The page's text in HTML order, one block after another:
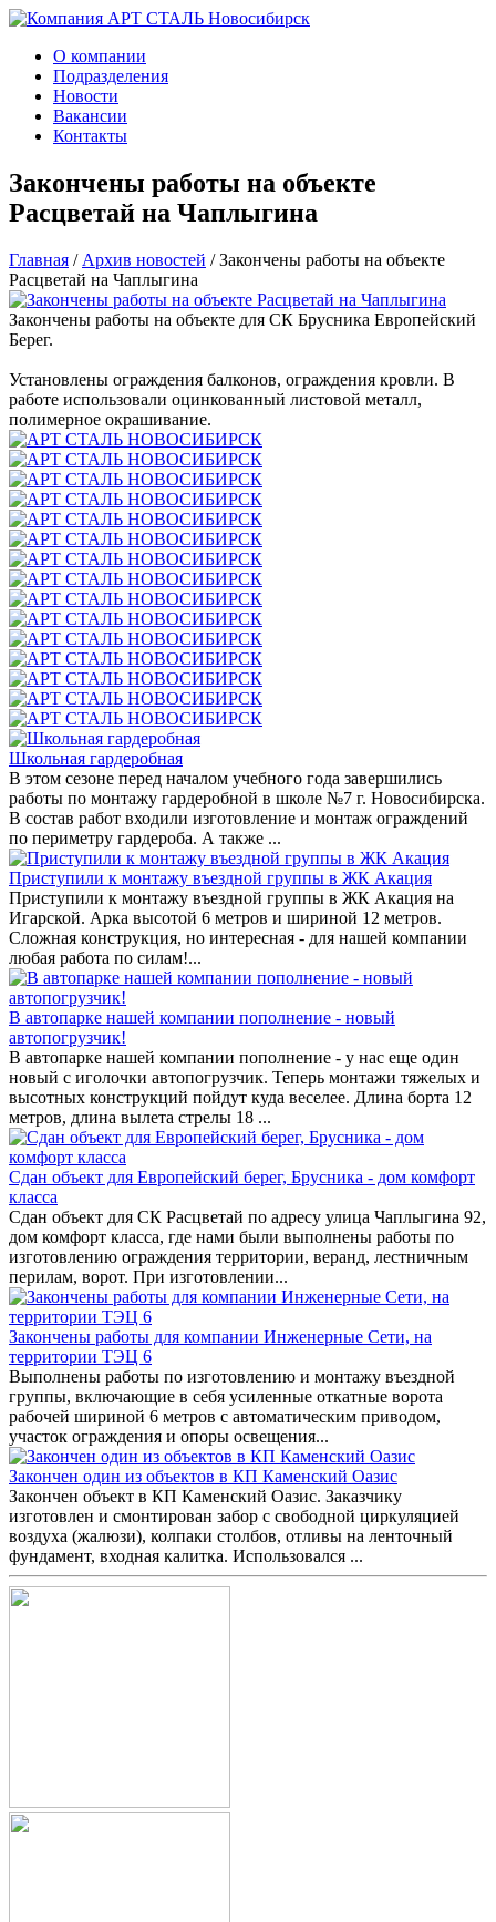
О компании
Подразделения
Новости
Вакансии
Контакты
Закончены работы на объекте
Расцветай на Чаплыгина
Главная / Архив новостей /Закончены работы на объекте
Расцветай на Чаплыгина
Закончены работы на объекте для СК Брусника Европейский
Берег.
Установлены ограждения балконов, ограждения кровли. В
работе использовали оцинкованный листовой металл,
полимерное окрашивание.
Школьная гардеробная
В этом сезоне перед началом учебного года завершились
работы по монтажу гардеробной в школе №7 г. Новосибирска.
В состав работ входили изготовление и монтаж ограждений
по периметру гардероба. А также ...
Приступили к монтажу въездной группы в ЖК Акация
Приступили к монтажу въездной группы в ЖК Акация на
Игарской. Арка высотой 6 метров и шириной 12 метров.
Сложная конструкция, но интересная - для нашей компании
любая работа по силам!...
В автопарке нашей компании пополнение - новый
автопогрузчик!
В автопарке нашей компании пополнение - у нас еще один
новый с иголочки автопогрузчик. Теперь монтажи тяжелых и
высотных конструкций пойдут куда веселее. Длина борта 12
метров, длина вылета стрелы 18 ...
Сдан объект для Европейский берег, Брусника - дом комфорт
класса
Сдан объект для СК Расцветай по адресу улица Чаплыгина 92,
дом комфорт класса, где нами были выполнены работы по
изготовлению ограждения территории, веранд, лестничным
перилам, ворот. При изготовлении...
Закончены работы для компании Инженерные Сети, на
территории ТЭЦ 6
Выполнены работы по изготовлению и монтажу въездной
группы, включающие в себя усиленные откатные ворота
рабочей шириной 6 метров с автоматическим приводом,
участок ограждения и опоры освещения...
Закончен один из объектов в КП Каменский Оазис
Закончен объект в КП Каменский Оазис. Заказчику
изготовлен и смонтирован забор с свободной циркуляцией
воздуха (жалюзи), колпаки столбов, отливы на ленточный
фундамент, входная калитка. Использовался ...